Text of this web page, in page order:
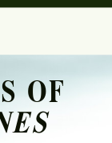
OF